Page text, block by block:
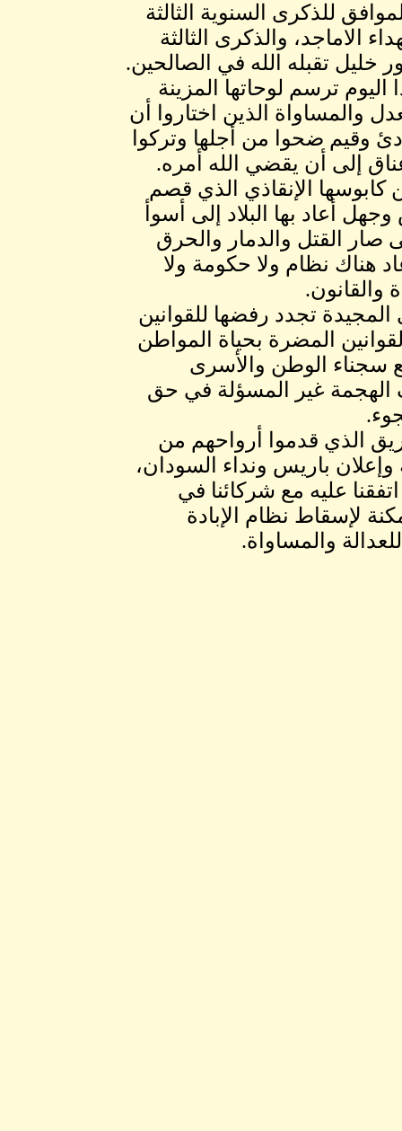
23, 2014-يمر علينا اليوم الثلاثاء 23/12/2014 الموافق للذكرى السنوية الثالثة
الاماجد، والذكرى الثالثة
تقبله الله في الصالحين.
ترسم لوحاتها المزينة
والمساواة الذين اختاروا أن
وقيم ضحوا من أجلها وتركوا
إلى أن يقضي الله أمره.
كابوسها الإنقاذي الذي قصم
أعاد بها البلاد إلى أسوأ
صار القتل والدمار والحرق
هناك نظام ولا حكومة ولا
والقانون.
تجدد رفضها للقوانين
المضرة بحياة المواطن
سجناء الوطن والأسرى
غير المسؤلة في حق
الذي قدموا أرواحهم من
وإعلان باريس ونداء السودان،
عليه مع شركائنا في
لإسقاط نظام الإبادة
والمساواة.